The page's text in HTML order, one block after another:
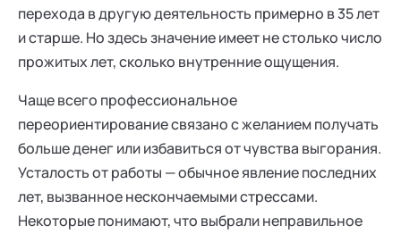
перехода в другую деятельность примерно в 35 лет
и старше. Но здесь значение имеет не столько число
прожитых лет, сколько внутренние ощущения.
Чаще всего профессиональное
переориентирование связано с желанием получать
больше денег или избавиться от чувства выгорания.
Усталость от работы — обычное явление последних
лет, вызванное нескончаемыми стрессами.
Некоторые понимают, что выбрали неправильное